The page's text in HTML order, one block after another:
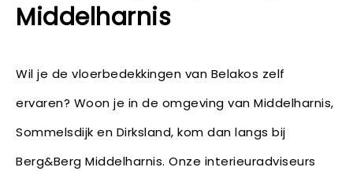
Middelharnis
Wil je de vloerbedekkingen van Belakos zelf
ervaren? Woon je in de omgeving van Middelharnis,
Sommelsdijk en Dirksland, kom dan langs bij
Berg&Berg Middelharnis. Onze interieuradviseurs